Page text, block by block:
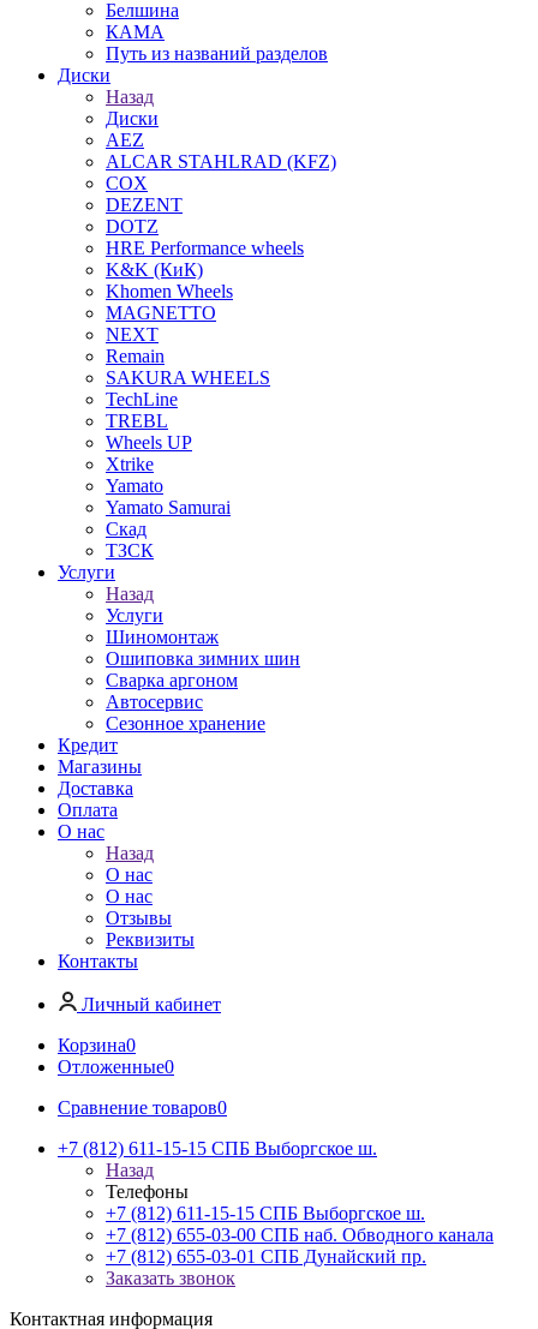
Белшина
КАМА
Путь из названий разделов
Диски
Назад
Диски
AEZ
ALCAR STAHLRAD (KFZ)
COX
DEZENT
DOTZ
HRE Performance wheels
K&K (КиК)
Khomen Wheels
MAGNETTO
NEXT
Remain
SAKURA WHEELS
TechLine
TREBL
Wheels UP
Xtrike
Yamato
Yamato Samurai
Скад
ТЗСК
Услуги
Назад
Услуги
Шиномонтаж
Ошиповка зимних шин
Сварка аргоном
Автосервис
Сезонное хранение
Кредит
Магазины
Доставка
Оплата
О нас
Назад
О нас
О нас
Отзывы
Реквизиты
Контакты
Личный кабинет
Корзина0
Отложенные0
Сравнение товаров0
+7 (812) 611-15-15 СПБ Выборгское ш.
Назад
Телефоны
+7 (812) 611-15-15 СПБ Выборгское ш.
+7 (812) 655-03-00 СПБ наб. Обводного канала
+7 (812) 655-03-01 СПБ Дунайский пр.
Заказать звонок
Контактная информация